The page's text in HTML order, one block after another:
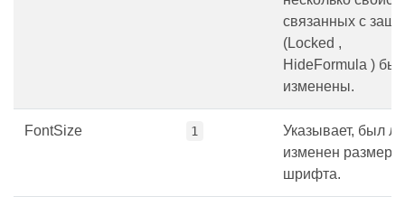
связанных с
(Locked ,
HideFormula )
изменены.
FontSize 1
Указывает, был ли
изменен размер
шрифта.